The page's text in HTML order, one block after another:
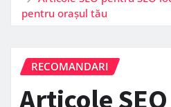
pentru orașul tău
RECOMANDARI
Articole